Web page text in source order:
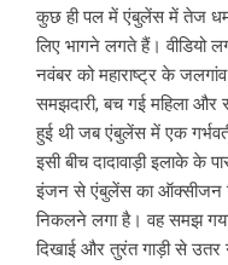
कुछ ही पल में एंबुलेंस में तेज
लिए भागने लगते हैं। वीडियो
नवंबर को महाराष्ट्र के
समझदारी, बच गई महिला
हुई थी जब एंबुलेंस में एक
इसी बीच दादावाड़ी इलाके के
इंजन से एंबुलेंस का
निकलने लगा है। वह समझ
दिखाई और तुरंत गाड़ी से उतर